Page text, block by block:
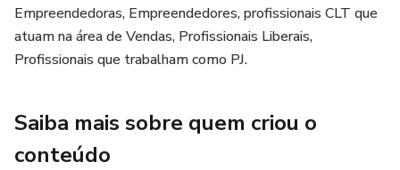
Empreendedoras, Empreendedores, profissionais CLT que
atuam na área de Vendas, Profissionais Liberais,
Profissionais que trabalham como PJ.
Saiba mais sobre quem criou o
conteúdo